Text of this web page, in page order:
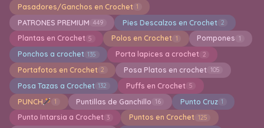
Pasadores/Ganchos en Crochet 1
PATRONES PREMIUM 449 Pies Descalzos en Crochet 2
Plantas en Crochet 5 Polos en Crochet 1 Pompones 1
Ponchos a crochet 135 Porta lapices a crochet 2
Portafotos en Crochet 2 Posa Platos en crochet 105
Posa Tazas a Crochet 132 Puffs en Crochet 5
PUNCH 1 Puntillas de Ganchillo 16 Punto Cruz 1
Punto Intarsia a Crochet 3 Puntos en Crochet 125